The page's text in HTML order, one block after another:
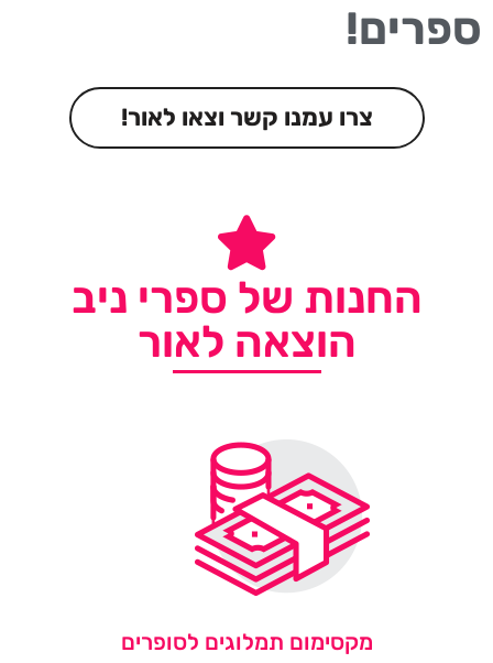
ספרים!
צרו עמנו קשר וצאו לאור!
החנות של ספרי ניב
הוצאה לאור
מקסימום תמלוגים לסופרים